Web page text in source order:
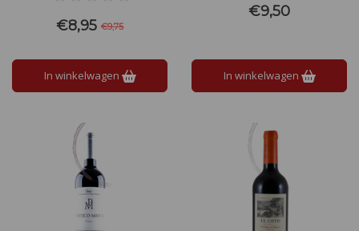
smaak van tropisch fruit en
geroosterde amandelen,
€8,95 €9,75
In winkelwagen
textuur, ideaal bij zeevruchten,
lichte vleesgerechten en zachte
€9,50
In winkelwagen